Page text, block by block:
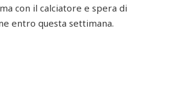
con il calciatore e spera di
entro questa settimana.